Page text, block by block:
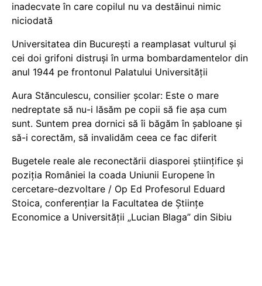
inadecvate în care copilul nu va destăinui nimic
niciodată
Universitatea din București a reamplasat vulturul și
cei doi grifoni distruși în urma bombardamentelor din
anul 1944 pe frontonul Palatului Universității
Aura Stănculescu, consilier școlar: Este o mare
nedreptate să nu-i lăsăm pe copii să fie așa cum
sunt. Suntem prea dornici să îi băgăm în șabloane și
să-i corectăm, să invalidăm ceea ce fac diferit
Bugetele reale ale reconectării diasporei științifice și
poziția României la coada Uniunii Europene în
cercetare-dezvoltare / Op Ed Profesorul Eduard
Stoica, conferențiar la Facultatea de Științe
Economice a Universității „Lucian Blaga” din Sibiu